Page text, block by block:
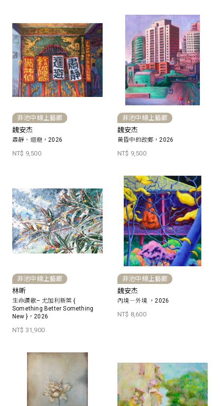
非池中線上藝廊
魏安杰
肅靜、迴避，2026
NT$ 9,500
非池中線上藝廊
魏安杰
黃昏中的故鄉，2026
NT$ 9,500
非池中線上藝廊
林昕
生命讚歌– 尤加利新葉 {
Something Better Something
New }，2026
NT$ 31,900
非池中線上藝廊
魏安杰
內境―外境 ，2026
NT$ 8,600